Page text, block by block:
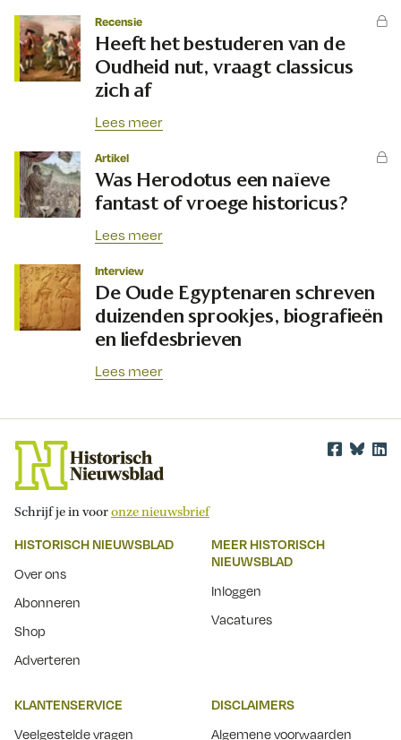
Recensie
Heeft het bestuderen van de
Oudheid nut, vraagt classicus
zich af
Lees meer
Artikel
Was Herodotus een naïeve
fantast of vroege historicus?
Lees meer
Interview
De Oude Egyptenaren schreven
duizenden sprookjes, biografieën
en liefdesbrieven
Lees meer
Schrijf je in vooronze nieuwsbrief
HISTORISCH NIEUWSBLAD
Over ons
Abonneren
Shop
Adverteren
MEER HISTORISCH
NIEUWSBLAD
Inloggen
Vacatures
KLANTENSERVICE
Veelgestelde vragen
DISCLAIMERS
Algemene voorwaarden